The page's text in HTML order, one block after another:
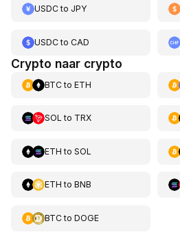
USDCto JPY
USDCto CAD
Crypto naar crypto
BTCto ETH
SOL to TRX
ETH to SOL
ETH to BNB
BTCto DOGE